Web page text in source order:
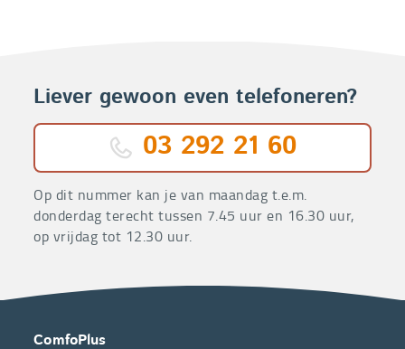
Liever gewoon even telefoneren?
03 292 21 60
Op dit nummer kan je van maandag t.e.m.
donderdag terecht tussen 7.45 uur en 16.30 uur,
op vrijdag tot 12.30 uur.
OVER
CONTACT
ComfoPlus